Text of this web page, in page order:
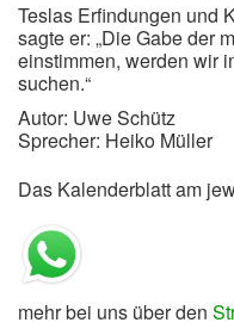
Teslas Erfindungen und
sagte er: „Die Gabe der
einstimmen, werden wir
suchen.“
Autor: Uwe Schütz
Sprecher: Heiko Müller
Das Kalenderblatt am
mehr bei uns über den